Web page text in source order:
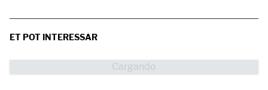
ET POT INTERESSAR